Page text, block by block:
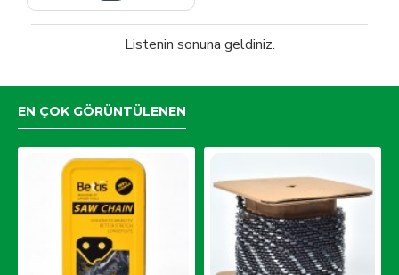
Listenin sonuna geldiniz.
EN ÇOK GÖRÜNTÜLENEN